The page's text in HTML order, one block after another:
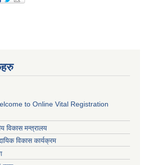
to Online Vital Registration
विकास मन्त्रालय
विकास कार्यक्रम